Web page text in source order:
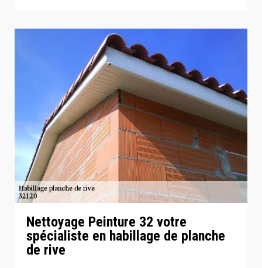
Nettoyage Peinture 32 votre
spécialiste en habillage de planche
de rive